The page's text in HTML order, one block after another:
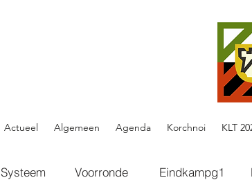
Actueel Algemeen Agenda Korchnoi KLT
Systeem Voorronde Eindkampg1